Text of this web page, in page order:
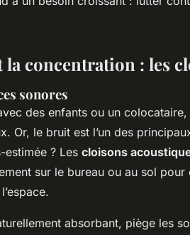
la concentration : les
sonores
des enfants ou un colocataire,
Or, le bruit est l’un des
estimée ? Les cloisons
sur le bureau ou au sol
absorbant, piège les